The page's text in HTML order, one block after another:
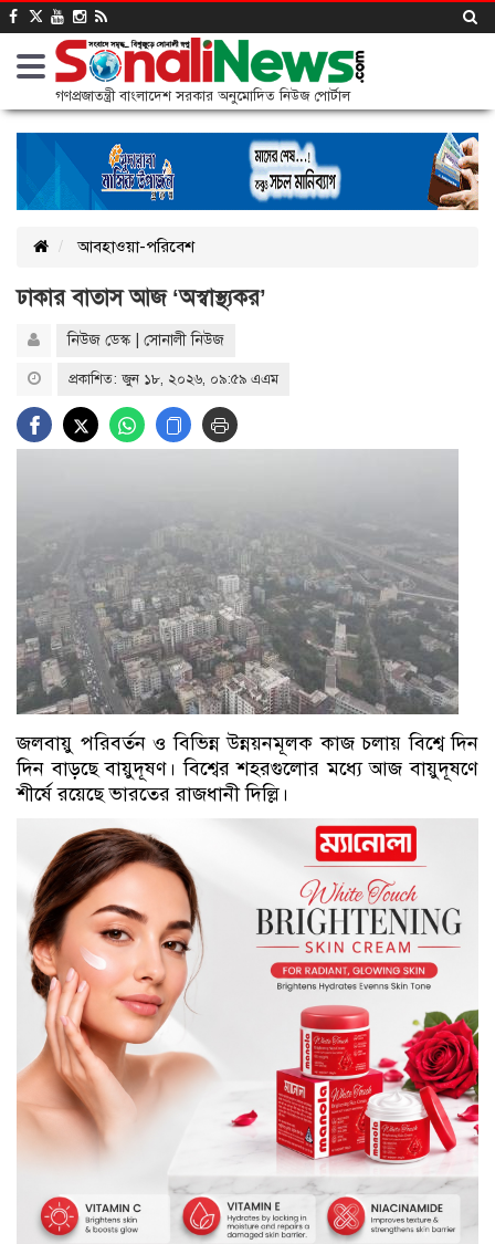
গণপ্রজাতন্ত্রী বাংলাদেশ সরকার অনুমোদিত নিউজ পোর্টাল
আবহাওয়া-পরিবেশ
ঢাকার বাতাস আজ ‘অস্বাস্থ্যকর’
নিউজ ডেস্ক | সোনালী নিউজ
প্রকাশিত: জুন ১৮, ২০২৬, ০৯:৫৯ এএম
জলবায়ু পরিবর্তন ও বিভিন্ন উন্নয়নমূলক কাজ চলায় বিশ্বে দিন
দিন বাড়ছে বায়ুদূষণ। বিশ্বের শহরগুলোর মধ্যে আজ বায়ুদূষণে
শীর্ষে রয়েছে ভারতের রাজধানী দিল্লি।